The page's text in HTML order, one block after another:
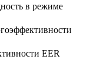
в режиме
EER